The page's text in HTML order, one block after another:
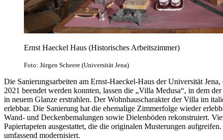
Ernst Haeckel Haus (Historisches Arbeitszimmer)
Foto: Jürgen Scheere (Universität Jena)
Die Sanierungsarbeiten am Ernst-Haeckel-Haus der Universität
2021 beendet werden konnten, lassen die „Villa Medusa“, in dem
in neuem Glanze erstrahlen. Der Wohnhauscharakter der Villa im
erlebbar. Die Sanierung hat die ehemalige Zimmerfolge wieder
Wand- und Deckenbemalungen sowie Dielenböden rekonstruiert.
Papiertapeten ausgestattet, die die originalen Musterungen
umfassend modernisiert.